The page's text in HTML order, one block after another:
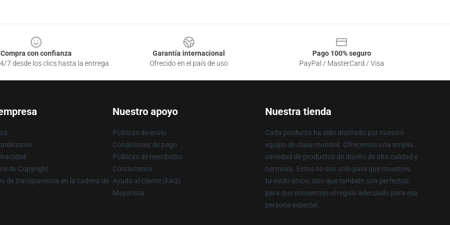
Compra con confianza
7 desde los clics hasta la entrega
Garantía internacional
Ofrecido en el país de uso
Pago 100% seguro
PayPal / MasterCard / Visa
de Copyright
de transparencia en la cadena de
Nuestro apoyo
Políticas de envío
Condiciones de pago
Políticas de reembolso
Contáctenos
Ayuda al cliente (FAQ)
Mayorista
Nuestra tienda
Cada producto ha sido diseñado por nuestro
equipo de clase mundial. Ofrecemos una amplia
variedad de productos de diseño de alta calidad y
hermosa. Estos no son solo para que muestres
tu estilo único, sino que también son perfectos
para que encuentres el regalo adecuado para esa
persona especial.